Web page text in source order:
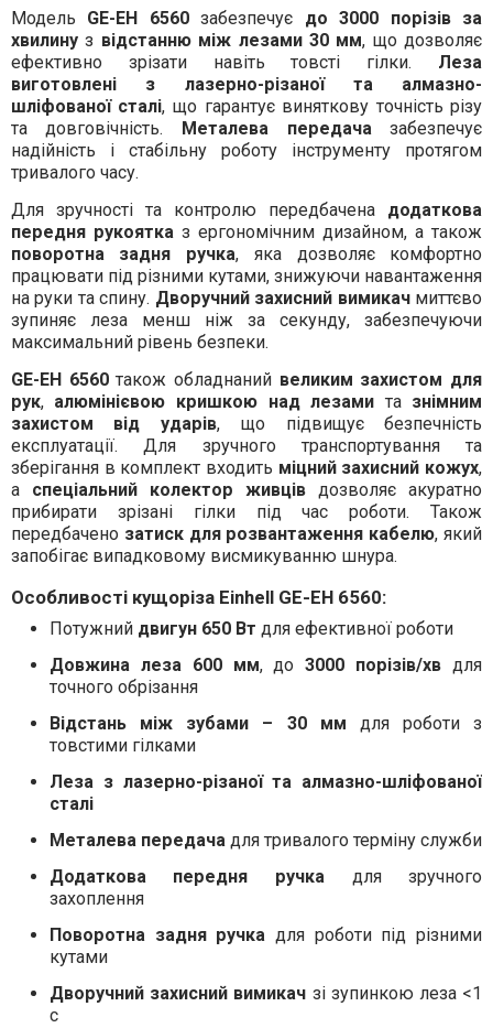
Модель GE-EH 6560забезпечує до 3000 порізів за
хвилинуз відстанню між лезами 30 мм, що дозволяє
ефективно зрізати навіть товсті гілки. Леза
виготовлені з лазерно-різаної та алмазно-
шліфованої сталі, що гарантує виняткову точність різу
та довговічність.
Металева передачазабезпечує
надійність і стабільну роботу інструменту протягом
тривалого часу.
Для зручності та контролю передбачена додаткова
передня рукоятказ ергономічним дизайном, а також
поворотна задня ручка, яка дозволяє комфортно
працювати під різними кутами, знижуючи навантаження
на руки та спину. Дворучний захисний вимикачмиттєво
зупиняє леза менш ніж за секунду, забезпечуючи
максимальний рівень безпеки.
GE-EH 6560також обладнаний великим захистом для
рук, алюмінієвою кришкою над лезами та знімним
захистом від ударів, що підвищує безпечність
експлуатації. Для зручного транспортування та
зберігання в комплект входить міцний захисний кожух,
а спеціальний колектор живців дозволяє акуратно
прибирати зрізані гілки під час роботи. Також
передбачено затиск для розвантаження кабелю, який
запобігає випадковому висмикуванню шнура.
Особливості кущоріза Einhell GE-EH 6560:
Потужний двигун 650 Вт для ефективної роботи
Довжина леза 600 мм, до3000 порізів/хв для
точного обрізання
Відстань між зубами – 30 мм для роботи з
товстими гілками
Леза з лазерно-різаної та алмазно-шліфованої
сталі
Металева передачадля тривалого терміну служби
Додаткова передня ручка для зручного
захоплення
Поворотна задня ручка для роботи під різними
кутами
Дворучний захисний вимикач зі зупинкою леза <1
с